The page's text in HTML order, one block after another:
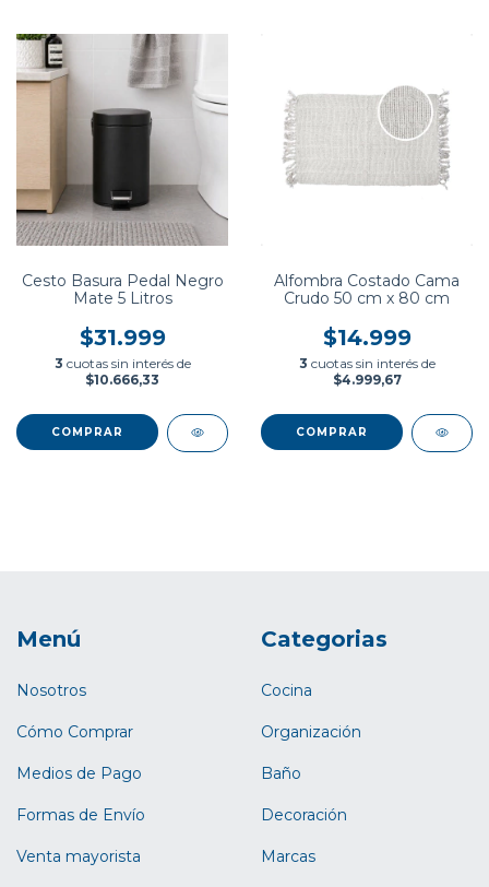
Cesto Basura Pedal Negro
Mate 5 Litros
$31.999
3 cuotas sin interés de
$10.666,33
COMPRAR
Alfombra Costado Cama
Crudo 50 cm x 80 cm
$14.999
3 cuotas sin interés de
$4.999,67
COMPRAR
Menú
Nosotros
Cómo Comprar
Medios de Pago
Formas de Envío
Venta mayorista
Categorias
Cocina
Organización
Baño
Decoración
Marcas